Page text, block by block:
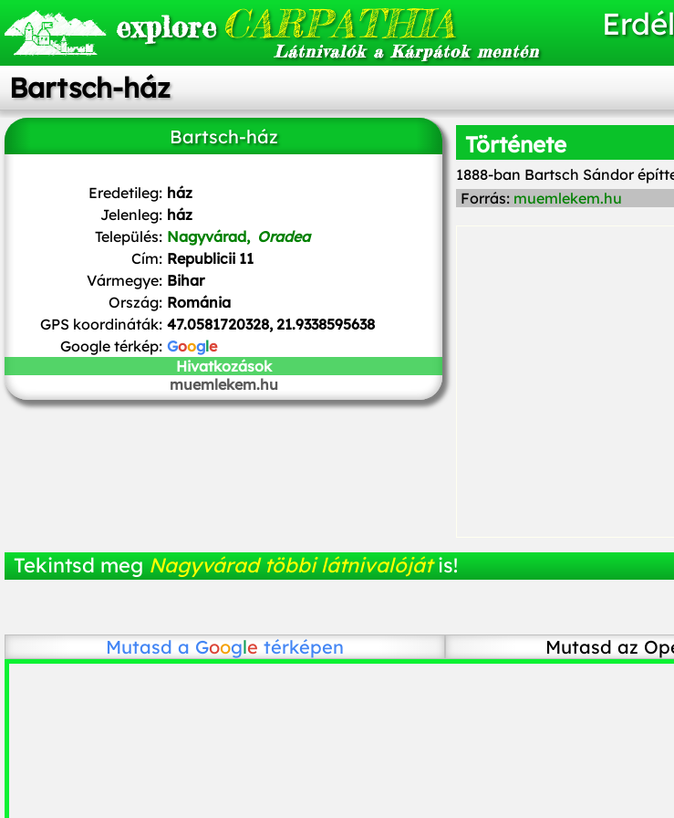
exploreCARPATHIA
Látnivalók a Kárpátok mentén
Bartsch-ház
Bartsch-ház
Eredetileg: ház
Jelenleg: ház
Település: Nagyvárad, Oradea
Cím: Republicii 11
Vármegye: Bihar
Ország: Románia
GPS koordináták: 47.0581720328, 21.9338595638
Google térkép: Google
Hivatkozások
muemlekem.hu
Története
1888-ban Bartsch Sándor
Forrás: muemlekem.hu
Tekintsd meg Nagyvárad többi látnivalóját is!
Mutasd a Google térképen Mutasd az